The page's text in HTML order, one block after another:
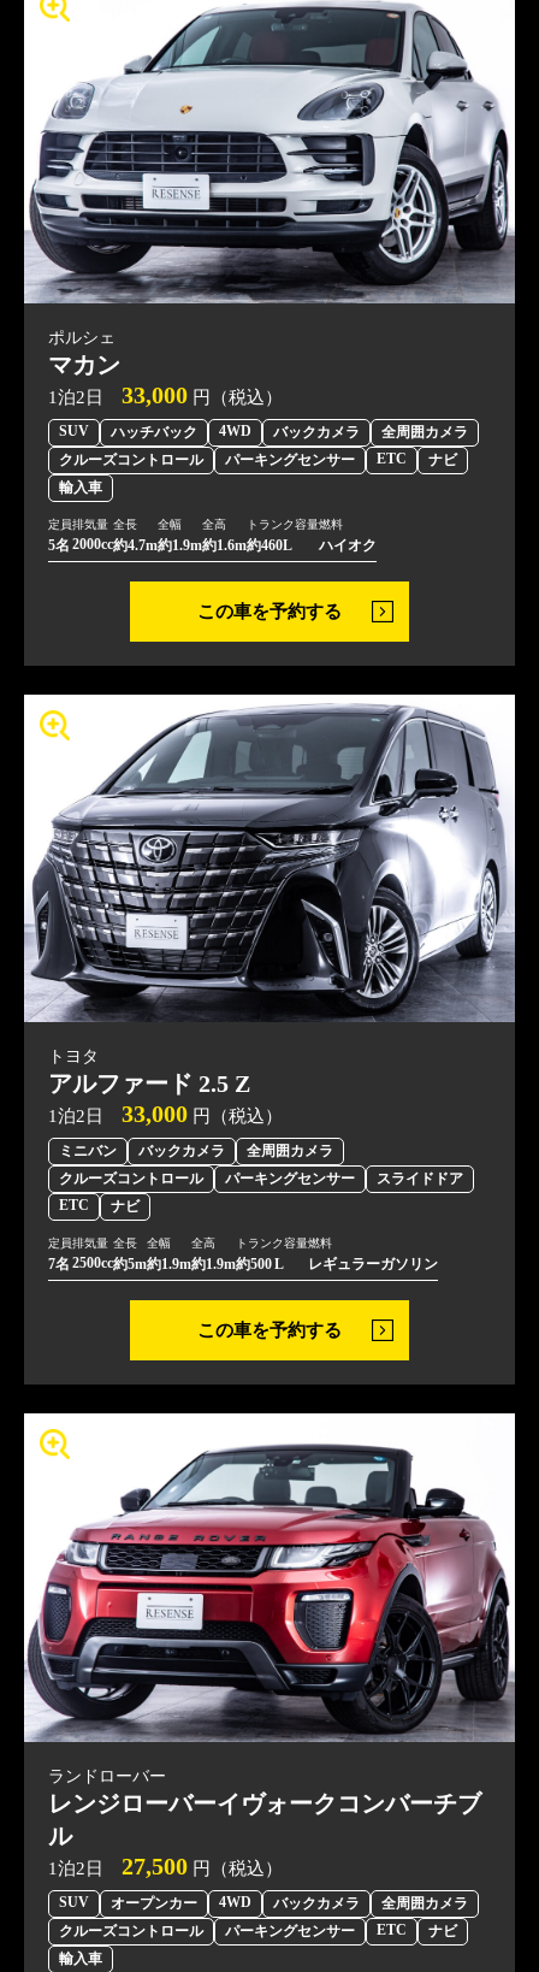
ポルシェ
マカン
1泊2日 33,000 円（税込）
SUV ハッチバック 4WD バックカメラ
全周囲カメラ
クルーズコントロール
パーキングセンサー ETC
ナビ
輸入車
定員
5名
排気量
2000cc
全長
約4.7m
全幅
約1.9m
全高
約1.6m
トランク容量
約460L
燃料
ハイオク
この車を予約する
トヨタ
アルファード 2.5 Z
1泊2日 33,000 円（税込）
ミニバン バックカメラ
全周囲カメラ
クルーズコントロール
パーキングセンサー
スライドドア
ETC
ナビ
定員
7名
排気量
2500cc
全長
約5m
全幅
約1.9m
全高
約1.9m
トランク容量
約500 L
燃料
レギュラーガソリン
この車を予約する
ランドローバー
レンジローバーイヴォークコンバーチブ
ル
1泊2日 27,500 円（税込）
SUV オープンカー 4WD バックカメラ
全周囲カメラ
クルーズコントロール
パーキングセンサー ETC
ナビ
輸入車